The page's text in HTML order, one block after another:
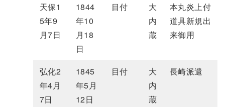
天保1
5年9
月7日
1844
年10
月18
日
目付
大
内
蔵
本丸炎上付
道具新規出
来御用
弘化2
年4月
7日
1845
年5月
12日
目付
大
内
蔵
長崎派遣